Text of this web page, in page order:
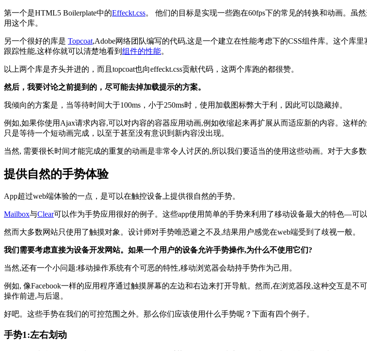
第一个是HTML5 Boilerplate中的Effeckt.css。 他们的目标是实现一些跑在60fps下的常见的转换和动画。虽
用这个库。
另一个很好的库是 Topcoat,Adobe网络团队编写的代码,这是一个建立在性能考虑下的CSS组件库。这个库
跟踪性能,这样你就可以清楚地看到 组件的性能。
以上两个库是齐头并进的，而且topcoat也向effeckt.css贡献代码，这两个库跑的都很赞。
然后，我要讨论之前提到的，尽可能去掉加载提示的方案。
我倾向的方案是，当等待时间大于100ms，小于250ms时，使用加载图标弊大于利，因此可以隐藏掉。
例如,如果你使用Ajax请求内容,可以对内容的容器应用动画,例如收缩起来再扩展从而适应新的内容。这样
只是等待一个短动画完成，以至于甚至没有意识到新内容没出现。
当然, 需要很长时间才能完成的重复的动画是非常令人讨厌的,所以我们要适当的使用这些动画。对于大多数
提供自然的手势体验
App超过web端体验的一点，是可以在触控设备上提供很自然的手势。
Mailbox与Clear可以作为手势应用很好的例子。这些app使用简单的手势来利用了移动设备最大的特色—可
然而大多数网站只使用了触摸对象。设计师对手势唯恐避之不及,结果用户感觉在web端受到了歧视一般。
我们需要考虑直接为设备开发网站。如果一个用户的设备允许手势操作,为什么不使用它们?
当然,还有一个小问题:移动操作系统有个可恶的特性,移动浏览器会劫持手势作为己用。
例如, 像Facebook一样的应用程序通过触摸屏幕的左边和右边来打开导航。然而,在浏览器段,这种交互是不
操作前进,与后退。
好吧。这些手势在我们的可控范围之外。那么你们应该使用什么手势呢？下面有四个例子。
手势1:左右划动